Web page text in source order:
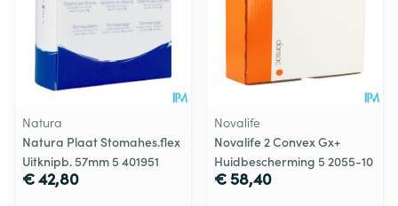
Natura
Natura Plaat Stomahes.flex
Uitknipb. 57mm 5 401951
€ 42,80
Novalife
Novalife 2 Convex Gx+
Huidbescherming 5 2055-10
€ 58,40